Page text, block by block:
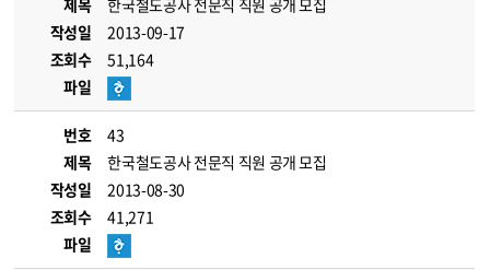
제목
한국철도공사 전문직 직원 공개 모집
작성일
2013-09-17
조회수
51,164
파일
번호
43
제목
한국철도공사 전문직 직원 공개 모집
작성일
2013-08-30
조회수
41,271
파일